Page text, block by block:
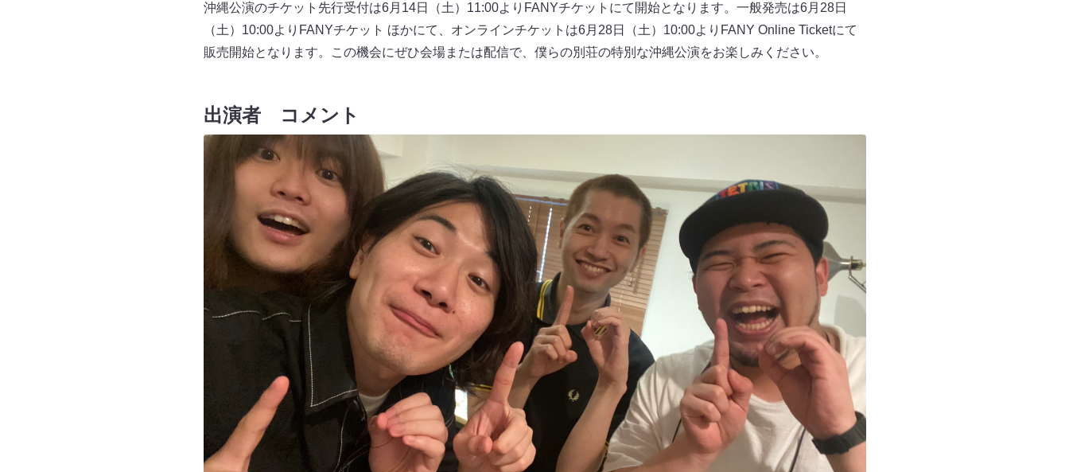
沖縄公演のチケット先行受付は6月14日（土）11:00よりFANYチケットにて開始となります。一般発売は6月28日
（土）10:00よりFANYチケット ほかにて、オンラインチケットは6月28日（土）10:00よりFANY Online Ticketにて
販売開始となります。この機会にぜひ会場または配信で、僕らの別荘の特別な沖縄公演をお楽しみください。
出演者 コメント